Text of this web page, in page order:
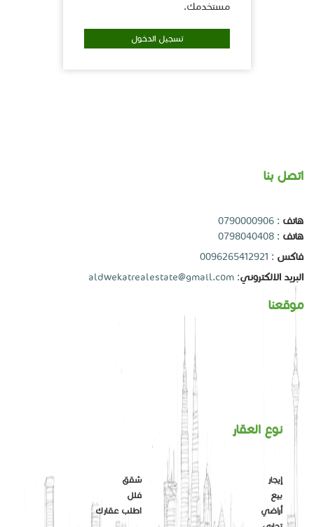
مستخدمك.
اتصل بنا
هاتف :
0790000906
هاتف :
0798040408
فاكس : 0096265412921
البريد الالكتروني:
aldwekatrealestate@gmail.com
موقعنا
نوع العقار
إيجار
شقق
بيع
فلل
أراضي
اطلب عقارك